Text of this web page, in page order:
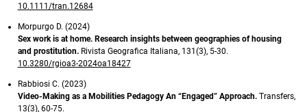
10.1111/tran.12684
Morpurgo D. (2024)
Sex work is at home. Research insights between geographies of housing
and prostitution. Rivista Geografica Italiana, 131 (3), 5-30.
10.3280/rgioa3-2024oa18427
Rabbiosi C. (2023)
Video-Making as a Mobilities Pedagogy An “Engaged” Approach. Transfers,
13(3), 60-75.